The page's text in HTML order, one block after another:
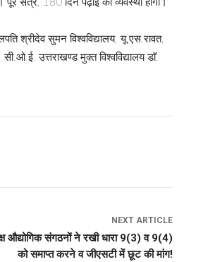
श्रीदेव सुमन विश्वविद्यालय, यू.एस.रावत,
उत्तराखण्ड मुक्त विश्वविद्यालय डाॅ.
NEXT ARTICLE
औद्योगिक संगठनों ने रखी धारा 9(3) व 9(4)
को समाप्त करने व जीएसटी में छूट की मांग!